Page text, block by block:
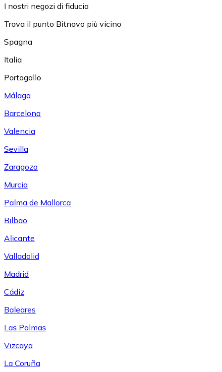
I nostri negozi di fiducia
Trova il punto Bitnovo più vicino
Spagna
Italia
Portogallo
Málaga
Barcelona
Valencia
Sevilla
Zaragoza
Murcia
Palma de Mallorca
Bilbao
Alicante
Valladolid
Madrid
Cádiz
Baleares
Las Palmas
Vizcaya
La Coruña